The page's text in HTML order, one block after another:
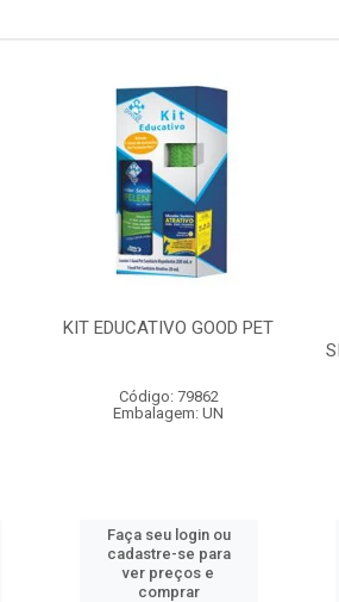
KIT EDUCATIVO GOOD PET
Código: 79862
Embalagem: UN
Faça seu login ou
cadastre-se para
ver preços e
comprar